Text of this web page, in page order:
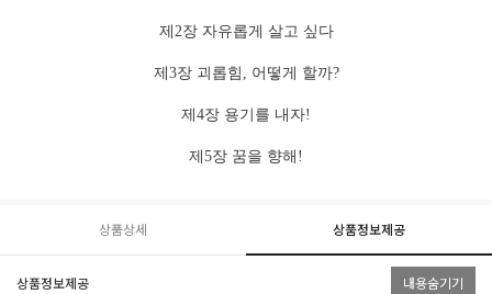
제 2장 자유롭게 살고 싶다
제 3장 괴롭힘 , 어떻게 할까?
제 4장 용기를 내자!
제 5장 꿈을 향해 !
상품상세 상품정보제공
상품정보제공 내용숨기기